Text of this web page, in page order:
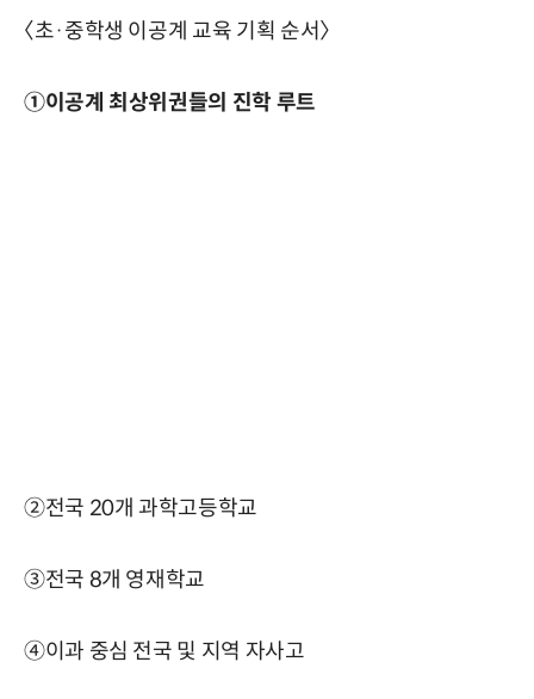
〈초·중학생 이공계 교육 기획 순서〉
①이공계 최상위권들의 진학 루트
②전국 20개 과학고등학교
③전국 8개 영재학교
④이과 중심 전국 및 지역 자사고